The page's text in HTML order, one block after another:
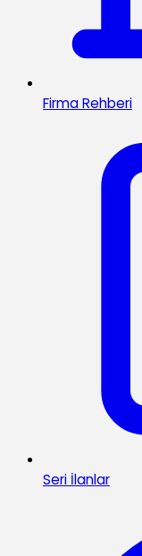
Firma Rehberi
Seri İlanlar